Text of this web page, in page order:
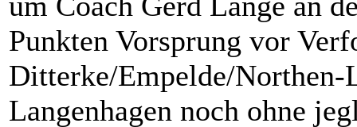
Punkten Vorsprung vor
Ditterke/Empelde/Northen-
Langenhagen noch ohne